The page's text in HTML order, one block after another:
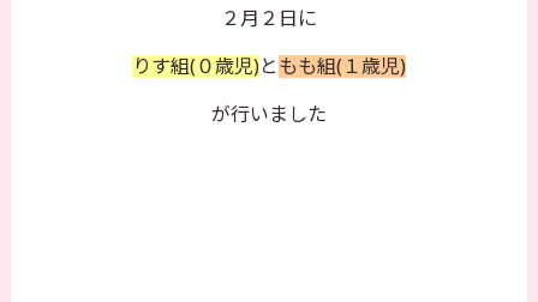
２月２日に
りす組(０歳児)と もも組(１歳児)
が行いました